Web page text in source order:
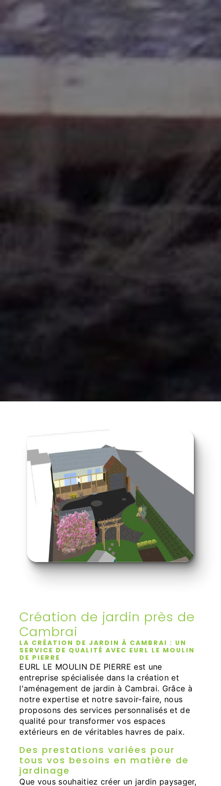
Création de jardin près de
Cambrai
LA CRÉATION DE JARDIN À CAMBRAI : UN
SERVICE DE QUALITÉ AVEC EURL LE MOULIN
DE PIERRE
EURL LE MOULIN DE PIERRE est une
entreprise spécialisée dans la création et
l'aménagement de jardin à Cambrai. Grâce à
notre expertise et notre savoir-faire, nous
proposons des services personnalisés et de
qualité pour transformer vos espaces
extérieurs en de véritables havres de paix.
Des prestations variées pour
tous vos besoins en matière de
jardinage
Que vous souhaitiez créer un jardin paysager,